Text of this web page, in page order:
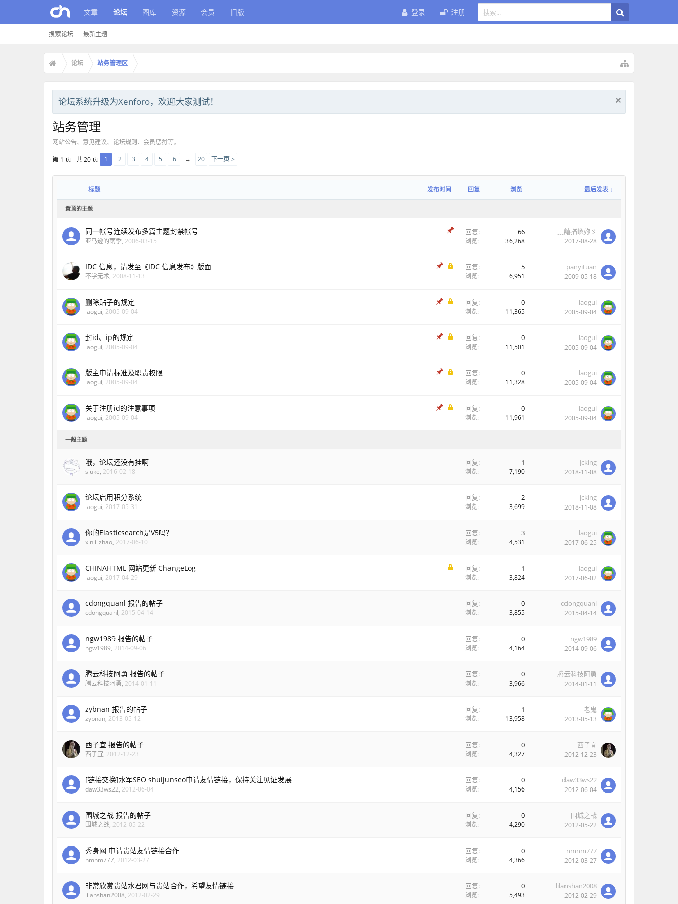
文章 论坛
搜索论坛 最新主题
图库 资源 会员 旧版 登录 注册
论坛 站务管理区
论坛系统升级为Xenforo，欢迎大家测试！
站务管理
网站公告、意见建议、论坛规则、会员惩罚等。
第 1 页 - 共 20 页 1 2 3 4 5 6 → 20 下一页 >
标题 发布时间 回复 浏览 最后发表 ↓
置顶的主题
同一帐号连续发布多篇主题封禁帐号
亚马逊的雨季, 2006-03-15
回复: 66
浏览: 36,268
﹏譆揂嶼妳ゞ
2017-08-28
IDC 信息，请发至《IDC 信息发布》版面
不学无术, 2008-11-13
回复: 5
浏览: 6,951
panyituan
2009-05-18
删除贴子的规定
laogui, 2005-09-04
回复: 0
浏览: 11,365
laogui
2005-09-04
封id、ip的规定
laogui, 2005-09-04
回复: 0
浏览: 11,501
laogui
2005-09-04
版主申请标准及职责权限
laogui, 2005-09-04
回复: 0
浏览: 11,328
laogui
2005-09-04
关于注册id的注意事项
laogui, 2005-09-04
回复: 0
浏览: 11,961
laogui
2005-09-04
一般主题
哦，论坛还没有挂啊
sluke, 2016-02-18
回复: 1
浏览: 7,190
jcking
2018-11-08
论坛启用积分系统
laogui, 2017-05-31
回复: 2
浏览: 3,699
jcking
2018-11-08
你的Elasticsearch是V5吗？
xinli_zhao, 2017-06-10
回复: 3
浏览: 4,531
laogui
2017-06-25
CHINAHTML 网站更新 ChangeLog
laogui, 2017-04-29
回复: 1
浏览: 3,824
laogui
2017-06-02
cdongquanl 报告的帖子
cdongquanl, 2015-04-14
回复: 0
浏览: 3,855
cdongquanl
2015-04-14
ngw1989 报告的帖子
ngw1989, 2014-09-06
回复: 0
浏览: 4,164
ngw1989
2014-09-06
腾云科技阿勇 报告的帖子
腾云科技阿勇, 2014-01-11
回复: 0
浏览: 3,966
腾云科技阿勇
2014-01-11
zybnan 报告的帖子
zybnan, 2013-05-12
回复: 1
浏览: 13,958
老鬼
2013-05-13
西子宜 报告的帖子
西子宜, 2012-12-23
回复: 0
浏览: 4,327
西子宜
2012-12-23
[链接交换]水军SEO shuijunseo申请友情链接，保持关注见证发展
daw33ws22, 2012-06-04
回复: 0
浏览: 4,156
daw33ws22
2012-06-04
围城之战 报告的帖子
围城之战, 2012-05-22
回复: 0
浏览: 4,290
围城之战
2012-05-22
秀身网 申请贵站友情链接合作
nmnm777, 2012-03-27
回复: 0
浏览: 4,366
nmnm777
2012-03-27
非常欣赏贵站水君网与贵站合作，希望友情链接
lilanshan2008, 2012-02-29
回复: 0
浏览: 5,493
lilanshan2008
2012-02-29